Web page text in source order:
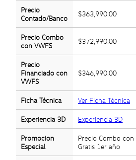
Precio
Contado/Banco
$363,990.00
Precio Combo
con VWFS
$372,990.00
Precio
Financiado con
VWFS
$346,990.00
Ficha Técnica Ver Ficha Técnica
Experiencia 3D Experiencia 3D
Promocion
Especial
Precio Combo con
Gratis 1er año